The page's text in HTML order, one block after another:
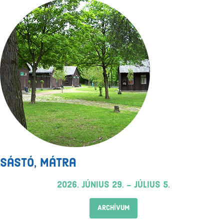
Sástó, Mátra
2026. június 29. - július 5.
ARCHÍVUM